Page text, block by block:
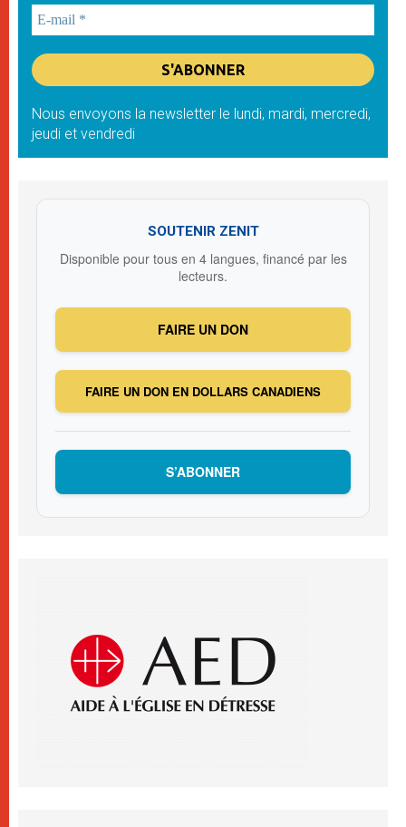
Nous envoyons la newsletter le lundi, mardi, mercredi,
jeudi et vendredi
SOUTENIR ZENIT
Disponible pour tous en 4 langues, financé par les
lecteurs.
FAIRE UN DON
FAIRE UN DON EN DOLLARS CANADIENS
S’ABONNER